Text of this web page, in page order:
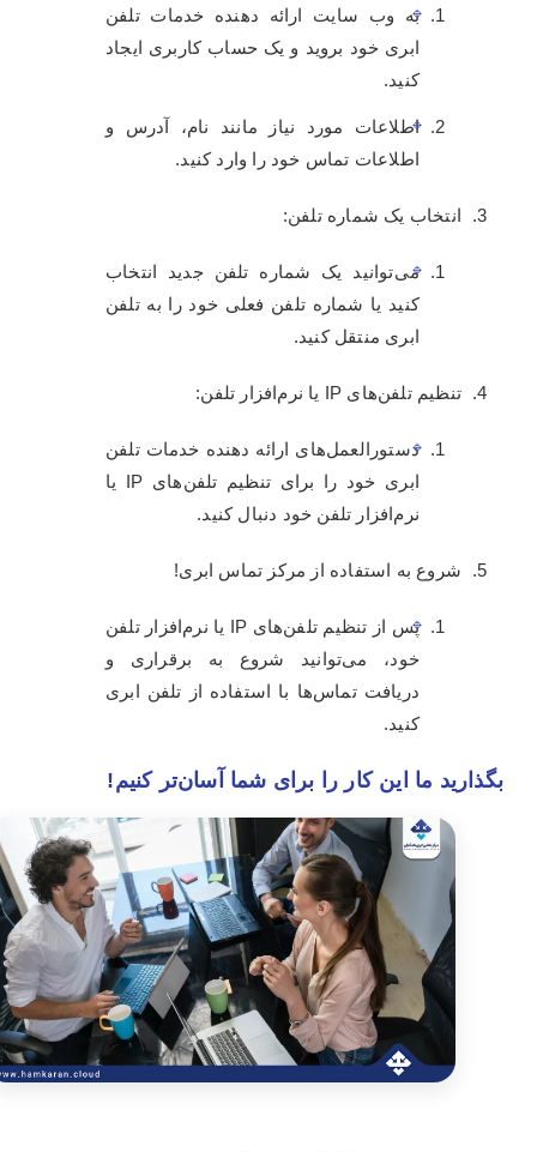
به وب سایت ارائه دهنده خدمات تلفن
ابری خود بروید و یک حساب کاربری ایجاد
کنید.
اطلاعات مورد نیاز مانند نام، آدرس و
اطلاعات تماس خود را وارد کنید.
انتخاب یک شماره تلفن:
می‌توانید یک شماره تلفن جدید انتخاب
کنید یا شماره تلفن فعلی خود را به تلفن
ابری منتقل کنید.
تنظیم تلفن‌های IP یا نرم‌افزار تلفن:
دستورالعمل‌های ارائه دهنده خدمات تلفن
ابری خود را برای تنظیم تلفن‌های IP یا
نرم‌افزار تلفن خود دنبال کنید.
شروع به استفاده از مرکز تماس ابری!
پس از تنظیم تلفن‌های IP یا نرم‌افزار تلفن
خود، می‌توانید شروع به برقراری و
دریافت تماس‌ها با استفاده از تلفن ابری
کنید.
بگذارید ما این کار را برای شما آسان‌تر کنیم!